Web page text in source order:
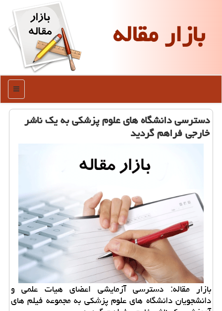
بازار مقاله
منو
دسترسی دانشگاه های علوم پزشكی به یك ناشر
خارجی فراهم گردید
بازار مقاله: دسترسی آزمایشی اعضای هیات علمی و
دانشجویان دانشگاه های علوم پزشكی به مجموعه فیلم های